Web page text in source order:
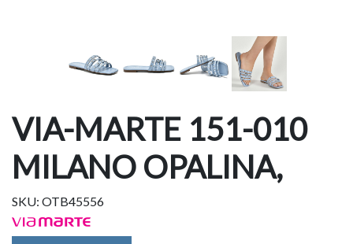
VIA-MARTE 151-010
MILANO OPALINA,
SKU: OTB45556